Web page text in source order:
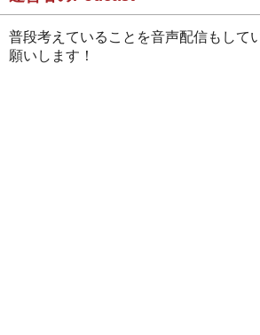
普段考えていることを音声配信もして
願いします！